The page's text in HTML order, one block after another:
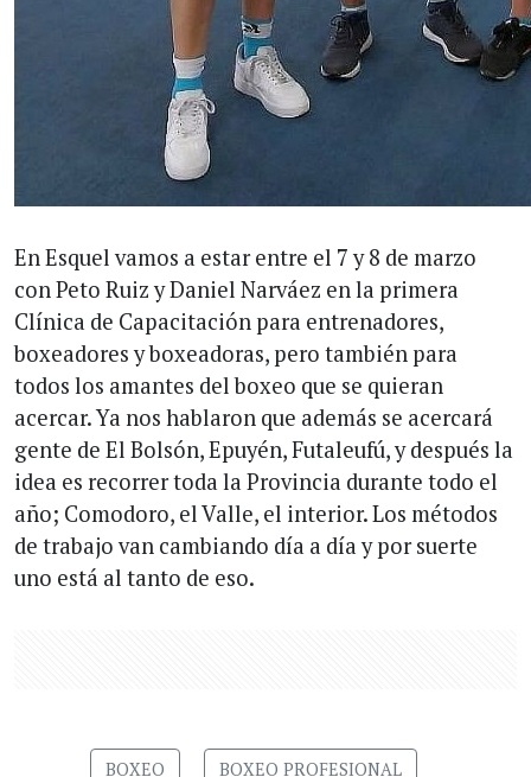
En Esquel vamos a estar entre el 7 y 8 de marzo
con Peto Ruiz y Daniel Narváez en la primera
Clínica de Capacitación para entrenadores,
boxeadores y boxeadoras, pero también para
todos los amantes del boxeo que se quieran
acercar. Ya nos hablaron que además se acercará
gente de El Bolsón, Epuyén, Futaleufú, y después la
idea es recorrer toda la Provincia durante todo el
año; Comodoro, el Valle, el interior. Los métodos
de trabajo van cambiando día a día y por suerte
uno está al tanto de eso.
BOXEO BOXEO PROFESIONAL